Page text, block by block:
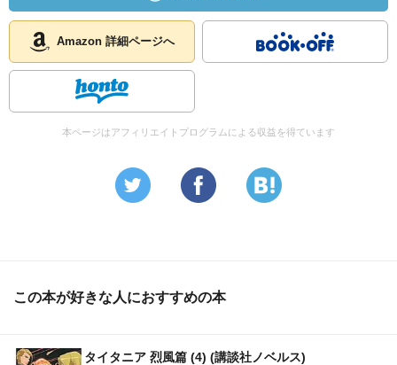
Amazon 詳細ページへ
本ページはアフィリエイトプログラムによる収益を得ています
この本が好きな人におすすめの本
タイタニア 烈風篇 (4) (講談社ノベルス)